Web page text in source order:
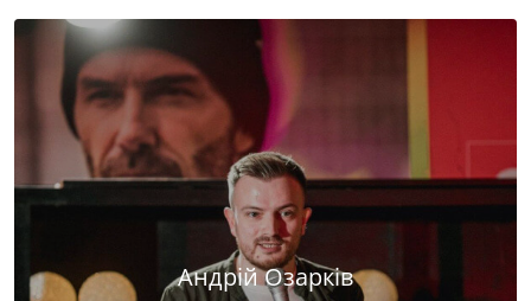
Андрій Озарків